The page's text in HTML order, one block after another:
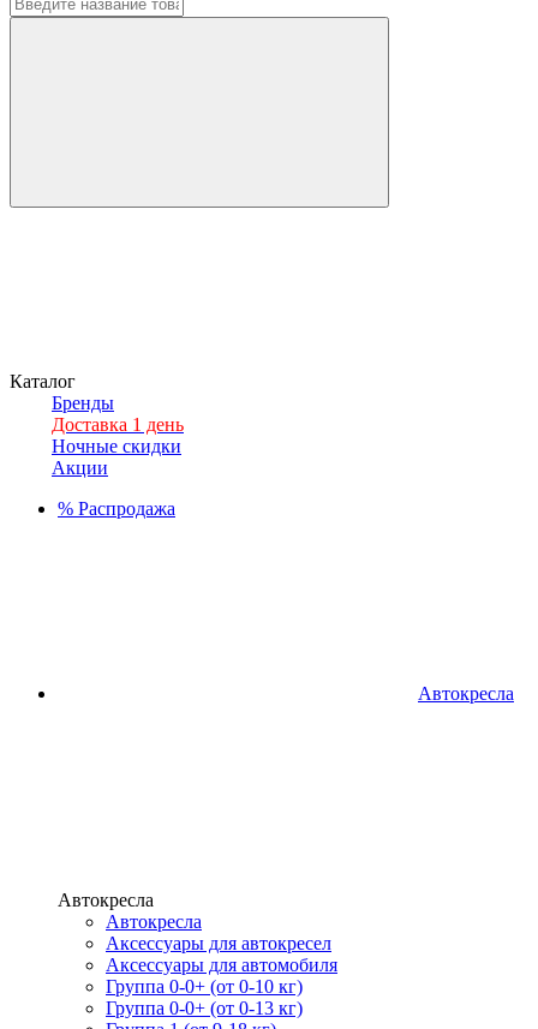
Каталог
Бренды
Доставка 1 день
Ночные скидки
Акции
% Распродажа
Автокресла
Автокресла
Автокресла
Аксессуары для автокресел
Аксессуары для автомобиля
Группа 0-0+ (от 0-10 кг)
Группа 0-0+ (от 0-13 кг)